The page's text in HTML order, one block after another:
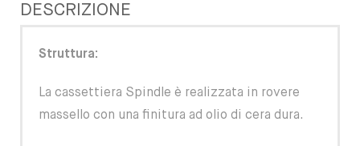
DESCRIZIONE
Struttura:
La cassettiera Spindle è realizzata in rovere
massello con una finitura ad olio di cera dura.